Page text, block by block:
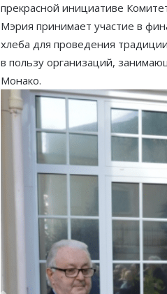
прекрасной инициативе
Мэрия принимает участие в
хлеба для проведения
в пользу организаций,
Монако.